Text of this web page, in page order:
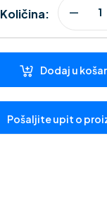
Količina:
Dodaj u